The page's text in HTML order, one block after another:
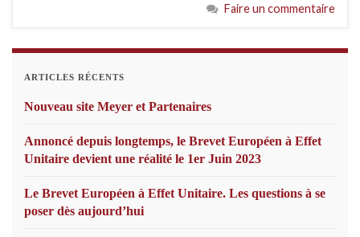
Faire un commentaire
ARTICLES RÉCENTS
Nouveau site Meyer et Partenaires
Annoncé depuis longtemps, le Brevet Européen à Effet
Unitaire devient une réalité le 1er Juin 2023
Le Brevet Européen à Effet Unitaire. Les questions à se
poser dès aujourd’hui